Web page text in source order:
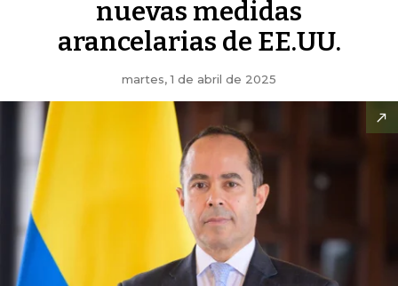
nuevas medidas
arancelarias de EE.UU.
martes, 1 de abril de 2025